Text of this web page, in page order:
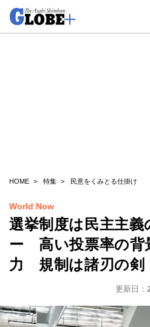
HOME 特集 民意をくみとる仕掛け
World Now
選挙制度は民主主義
ー 高い投票率の背
力 規制は諸刃の剣
更新日：